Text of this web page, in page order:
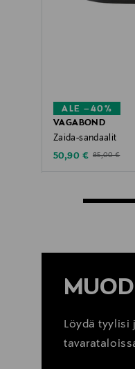
ALE –40%
VAGABOND
Zaida-sandaalit
Discounted Price
50,90 € Original Price
85,00 €
Löydä tyylisi